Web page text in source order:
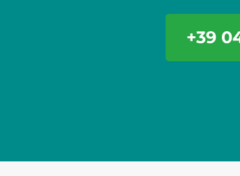
+39